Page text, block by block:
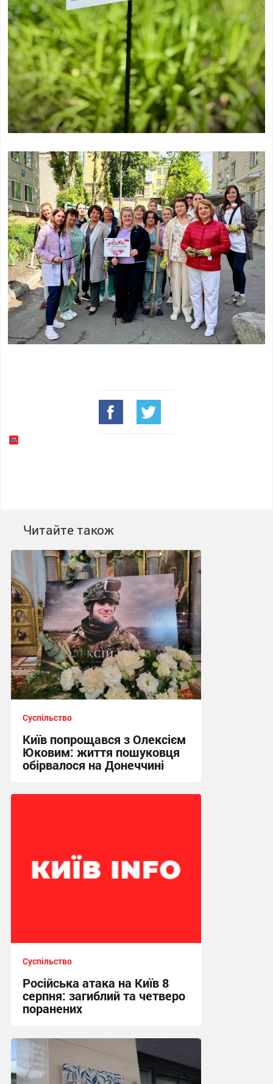
Читайте також
Суспільство
Київ попрощався з Олексієм
Юковим: життя пошуковця
обірвалося на Донеччині
Суспільство
Російська атака на Київ 8
серпня: загиблий та четверо
поранених
10:37 сьогодні